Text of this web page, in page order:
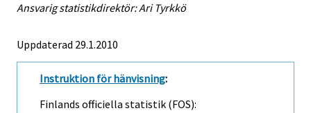
Ansvarig statistikdirektör: Ari Tyrkkö
Uppdaterad 29.1.2010
Instruktion för hänvisning:
Finlands officiella statistik (FOS):